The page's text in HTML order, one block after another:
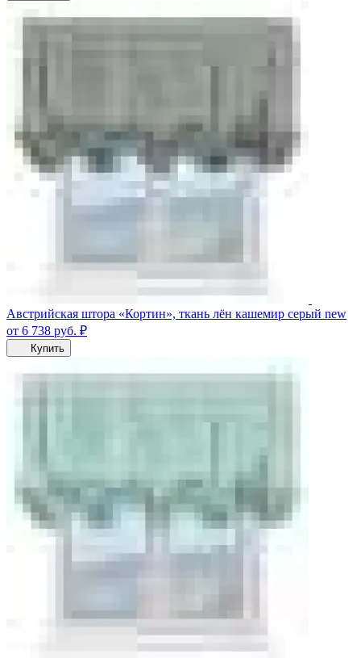
Австрийская штора «Кортин», ткань лён кашемир серый new
от 6 738 руб. ₽
Купить